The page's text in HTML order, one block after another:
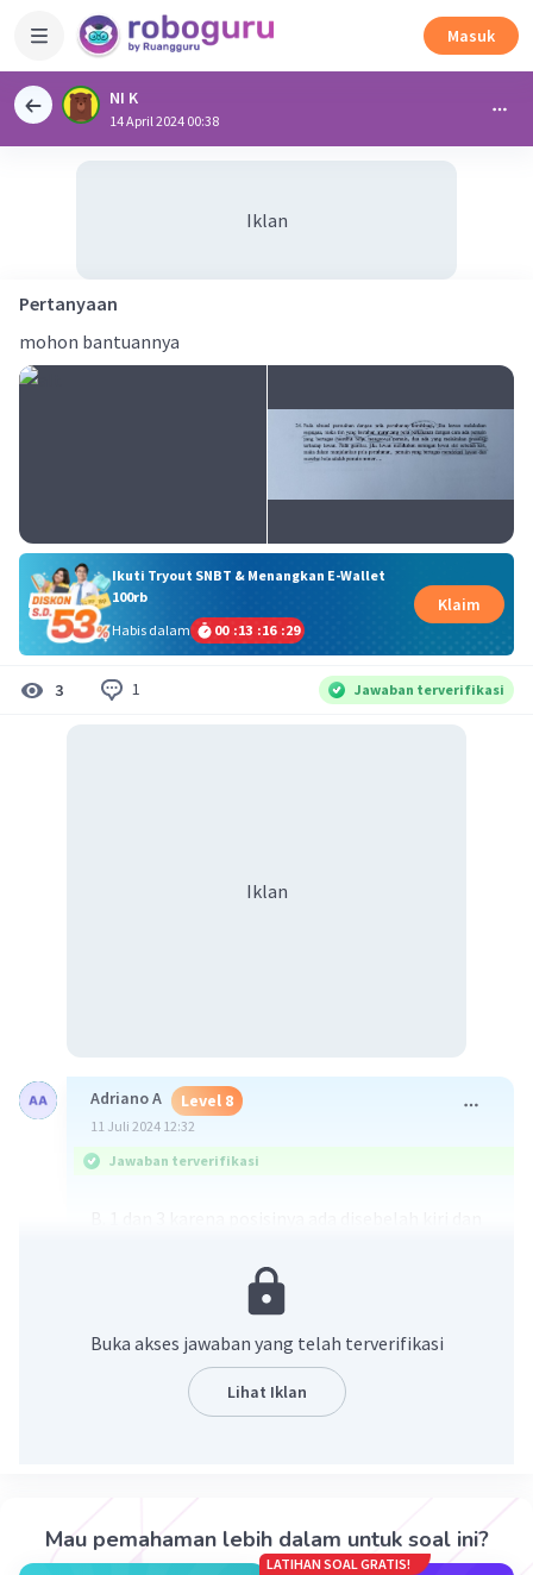
Masuk
NI K
14 April 2024 00:38
Iklan
Pertanyaan
mohon bantuannya
Ikuti Tryout SNBT & Menangkan E-Wallet
100rb
Habis dalam
00 :13 :16 :28
Klaim
3 1 Jawaban terverifikasi
Iklan
Adriano A Level 8
11 Juli 2024 12:32
Jawaban terverifikasi
Jika 2 yang merebut bola kesebelah kiri maka
posisi tengah akan kosong/tidak ada pertahan
dan akan membuat pemain lawan mengoper
ketengah dan mempunyai peluang untuk
mencetak gol
Buka akses jawaban yang telah terverifikasi
Lihat Iklan
Mau pemahaman lebih dalam untuk soal ini?
LATIHAN SOAL GRATIS!